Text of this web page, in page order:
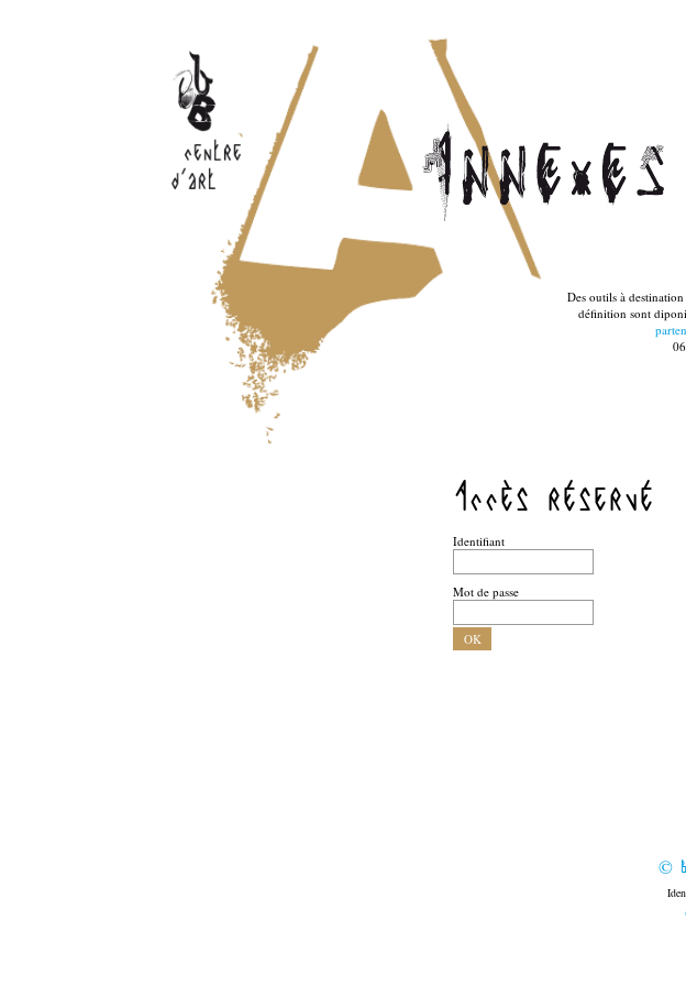
Des outils à
définition sont
Accès réservé
Identifiant
Mot de passe
©